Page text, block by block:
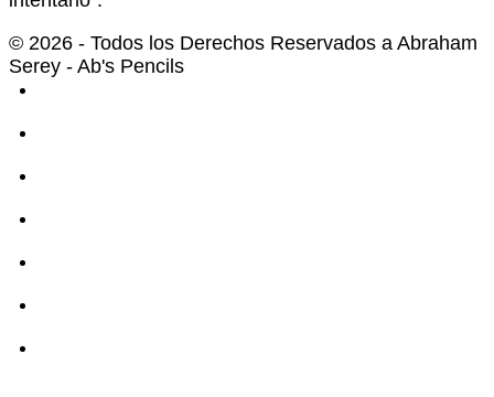
© 2026 - Todos los Derechos Reservados a Abraham
Serey - Ab's Pencils